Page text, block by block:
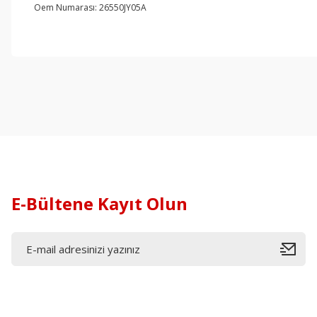
Oem Numarası: 26550JY05A
E-Bültene Kayıt Olun